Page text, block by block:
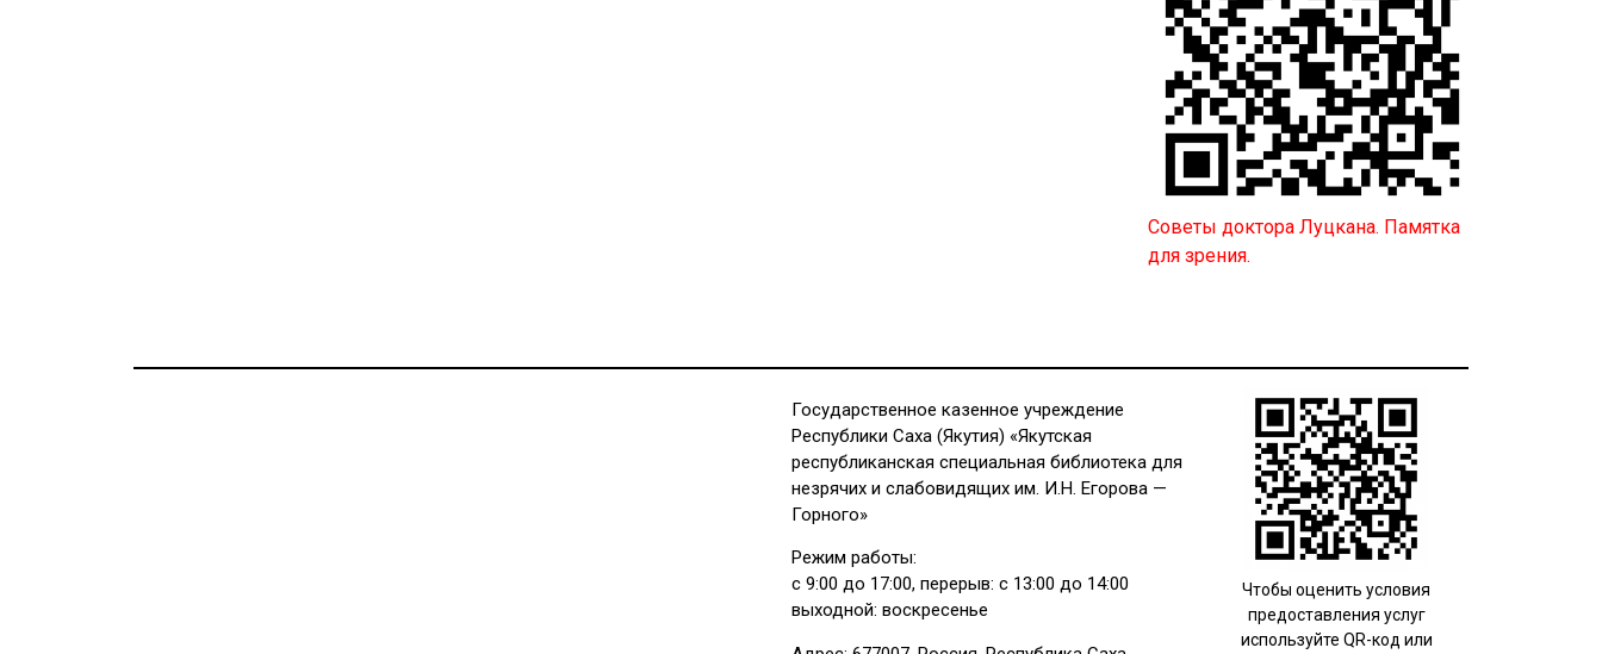
Советы доктора Луцкана. Памятка
для зрения.
Государственное казенное учреждение
Республики Саха (Якутия) «Якутская
республиканская специальная библиотека для
незрячих и слабовидящих им. И.Н. Егорова —
Горного»
Режим работы:
с 9:00 до 17:00, перерыв: с 13:00 до 14:00
выходной: воскресенье
Чтобы оценить условия
предоставления услуг
используйте QR-код или